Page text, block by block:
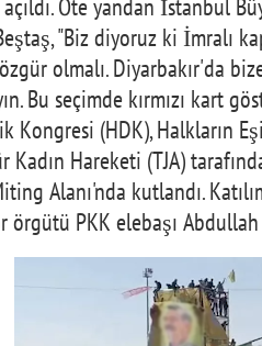
Öte yandan İstanbul
"Biz diyoruz ki İmralı
olmalı. Diyarbakır'da
Bu seçimde kırmızı kart
Kongresi (HDK), Halkların
Kadın Hareketi (TJA)
Alanı'nda kutlandı.
örgütü PKK elebaşı